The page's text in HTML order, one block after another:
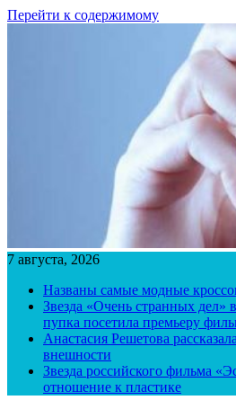
Перейти к содержимому
7 августа, 2026
Названы самые модные
Звезда «Очень странных дел»
пупка посетила премьеру
Анастасия Решетова
внешности
Звезда российского фильма
отношение к пластике